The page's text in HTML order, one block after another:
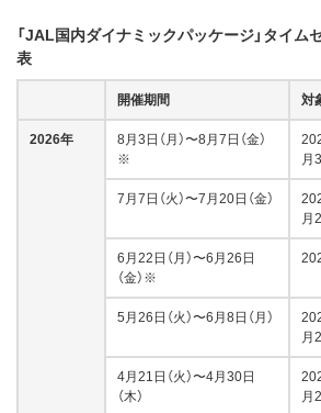
「JAL国内ダイナミックパッケージ」タイム
表
開催期間 対
2026年
8月3日（月）〜8月7日（金）
※
月
7月7日（火）〜7月20日（金）
月
6月22日（月）〜6月26日
（金）※
5月26日（火）〜6月8日（月）
月
4月21日（火）〜4月30日
（木）
月